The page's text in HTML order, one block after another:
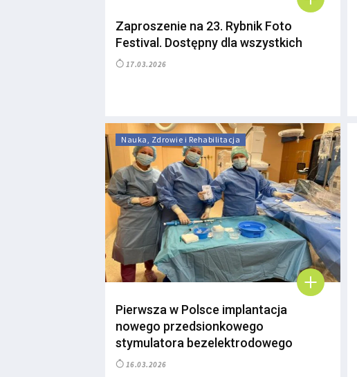
Zaproszenie na 23. Rybnik Foto
Festival. Dostępny dla wszystkich
17.03.2026
Nauka, Zdrowie i Rehabilitacja
Pierwsza w Polsce implantacja
nowego przedsionkowego
stymulatora bezelektrodowego
16.03.2026